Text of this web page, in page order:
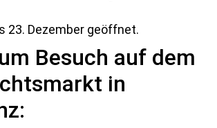
23. Dezember geöffnet.
Besuch auf dem
in